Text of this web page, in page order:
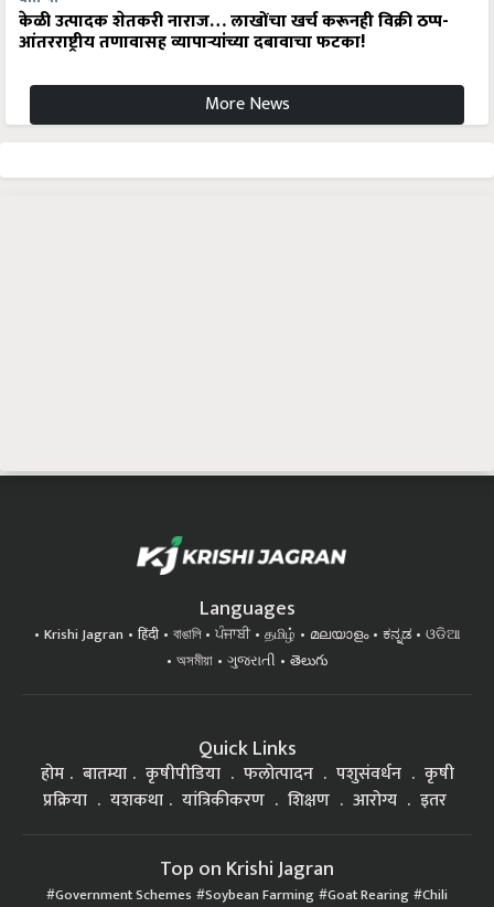
आंतरराष्ट्रीय तणावासह व्यापाऱ्यांच्या दबावाचा फटका!
More News
বাঙালি ਪੰਜਾਬੀ தமிழ்
অসমীয়া
ગુજરાતી తెలుగు
कृषीपीडिया फलोत्पादन
प्रक्रिया
यशकथा यांत्रिकीकरण शिक्षण आरोग्य इतर
Government Schemes Soybean Farming Goat Rearing
Farming कृषी प्रक्रिया Orchard planting / फळबाग लागवड Health मानवी